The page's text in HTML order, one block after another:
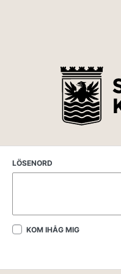
LÖSENORD
KOM IHÅG MIG